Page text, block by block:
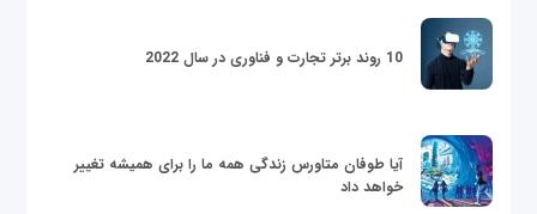
10 روند برتر تجارت و فناوری در سال 2022
آیا طوفان متاورس زندگی همه ما را برای همیشه تغییر
خواهد داد